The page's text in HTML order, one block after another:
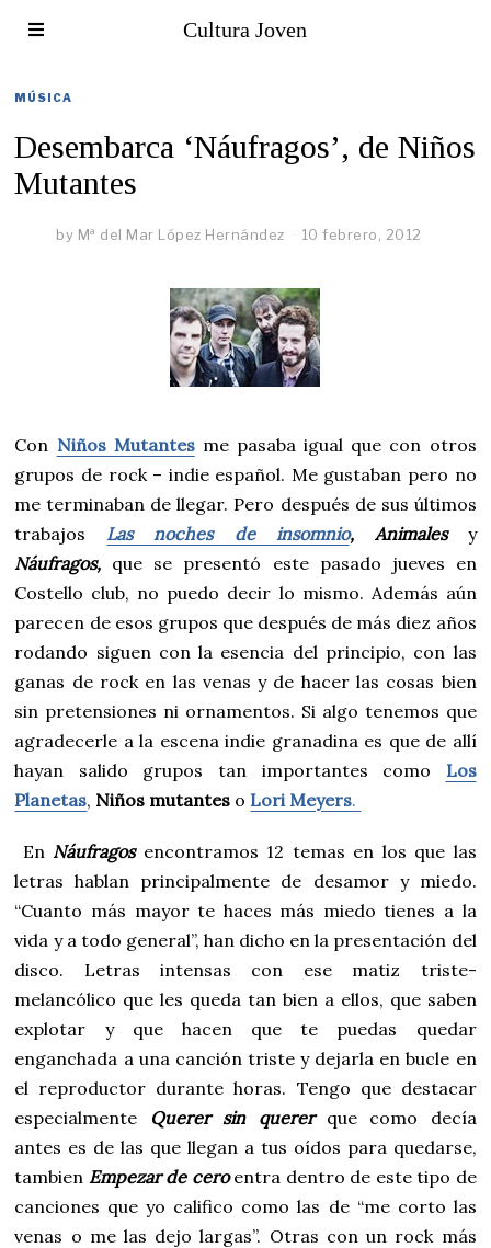
Cultura Joven
MÚSICA
Desembarca ‘Náufragos’, de Niños
Mutantes
by Mª del Mar López Hernández 10 febrero, 2012
Con Niños Mutantesme pasaba igual que con otros
grupos de rock – indie español. Me gustaban pero no
me terminaban de llegar. Pero después de sus últimos
trabajos Las noches de insomnio, Animales y
Náufragos, que se presentó este pasado jueves en
Costello club, no puedo decir lo mismo. Además aún
parecen de esos grupos que después de más diez años
rodando siguen con la esencia del principio, con las
ganas de rock en las venas y de hacer las cosas bien
sin pretensiones ni ornamentos. Si algo tenemos que
agradecerle a la escena indie granadina es que de allí
hayan salido grupos tan importantes como Los
Planetas, Niños mutantes o Lori Meyers.
En Náufragosencontramos 12 temas en los que las
letras hablan principalmente de desamor y miedo.
“Cuanto más mayor te haces más miedo tienes a la
vida y a todo general”, han dicho en la presentación del
disco. Letras intensas con ese matiz triste-
melancólico que les queda tan bien a ellos, que saben
explotar y que hacen que te puedas quedar
enganchada a una canción triste y dejarla en bucle en
el reproductor durante horas. Tengo que destacar
especialmente
Querer sin quererque como decía
antes es de las que llegan a tus oídos para quedarse,
tambien Empezar de ceroentra dentro de este tipo de
canciones que yo califico como las de “me corto las
venas o me las dejo largas”. Otras con un rock más